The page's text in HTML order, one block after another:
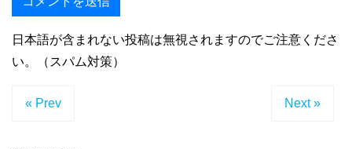
日本語が含まれない投稿は無視されますのでご注意くださ
い。（スパム対策）
« Prev Next »